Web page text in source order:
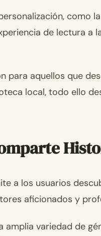
como
de lectura a
para aquellos que
local, todo ello
a los usuarios
aficionados y
variedad de